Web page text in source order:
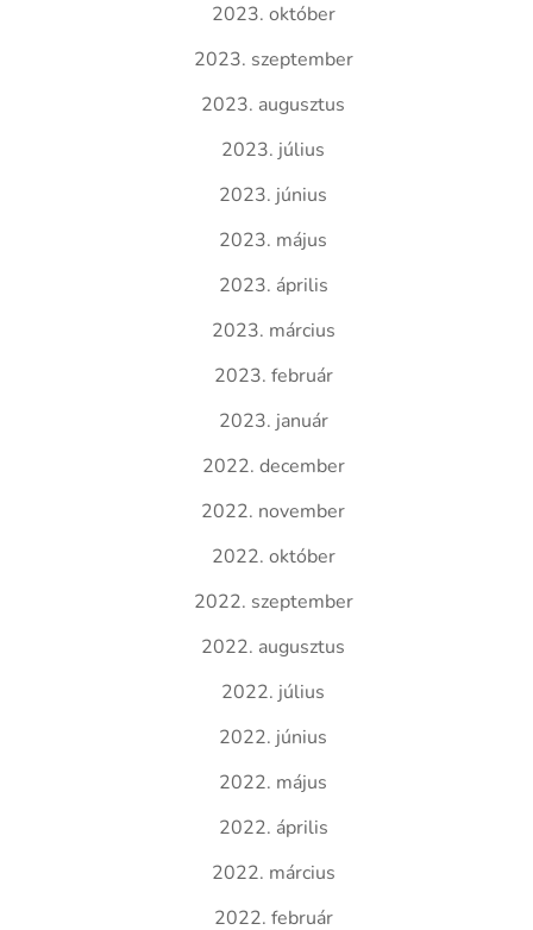
2023. október
2023. szeptember
2023. augusztus
2023. július
2023. június
2023. május
2023. április
2023. március
2023. február
2023. január
2022. december
2022. november
2022. október
2022. szeptember
2022. augusztus
2022. július
2022. június
2022. május
2022. április
2022. március
2022. február